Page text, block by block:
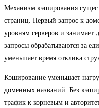
Механизм кэширования
страниц. Первый запрос к
уровням серверов и занимает
запросы обрабатываются за
уменьшает время отклика
Кэширование уменьшает
доменных названий. Без
трафик к корневым и